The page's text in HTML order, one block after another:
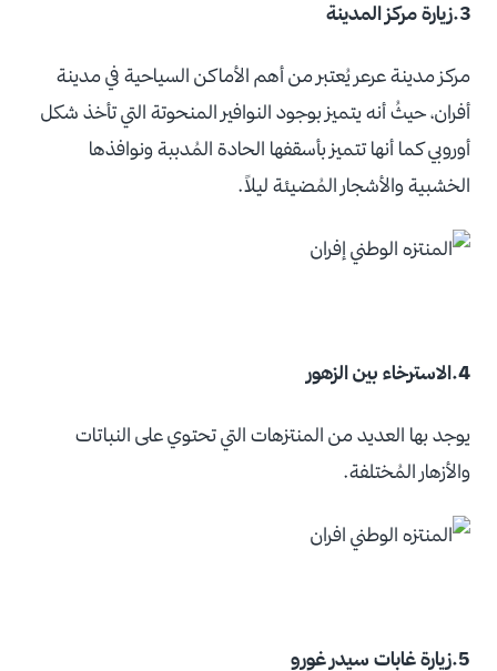
3.زيارة مركز المدينة
مركز مدينة عرعر يُعتبر من أهم الأماكن السياحية في مدينة
أفران، حيثُ أنه يتميز بوجود النوافير المنحوتة التي تأخذ شكل
أوروبي كما أنها تتميز بأسقفها الحادة المُدببة ونوافذها
الخشبية والأشجار المُضيئة ليلاً.
4.الاسترخاء بين الزهور
يوجد بها العديد من المنتزهات التي تحتوي على النباتات
والأزهار المُختلفة.
5.زيارة غابات سيدر غورو